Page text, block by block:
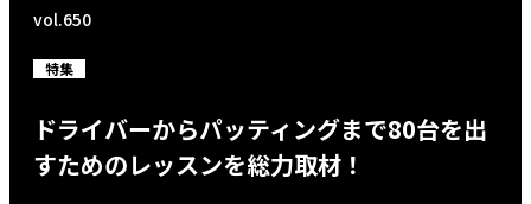
vol.650
特集
ドライバーからパッティングまで80台を出
すためのレッスンを総力取材！